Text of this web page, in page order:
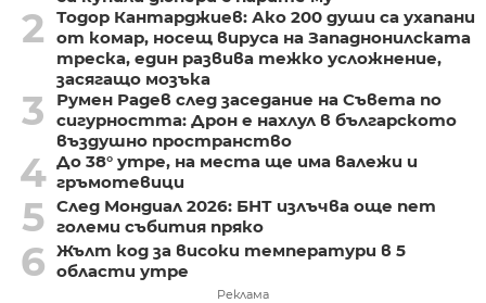
2
Тодор Кантарджиев: Ако 200 души са ухапани
от комар, носещ вируса на Западнонилската
треска, един развива тежко усложнение,
засягащо мозъка
3
Румен Радев след заседание на Съвета по
сигурността: Дрон е нахлул в българското
въздушно пространство
4 До 38° утре, на места ще има валежи и
гръмотевици
5 След Мондиал 2026: БНТ излъчва още пет
големи събития пряко
6 Жълт код за високи температури в 5
области утре
Реклама